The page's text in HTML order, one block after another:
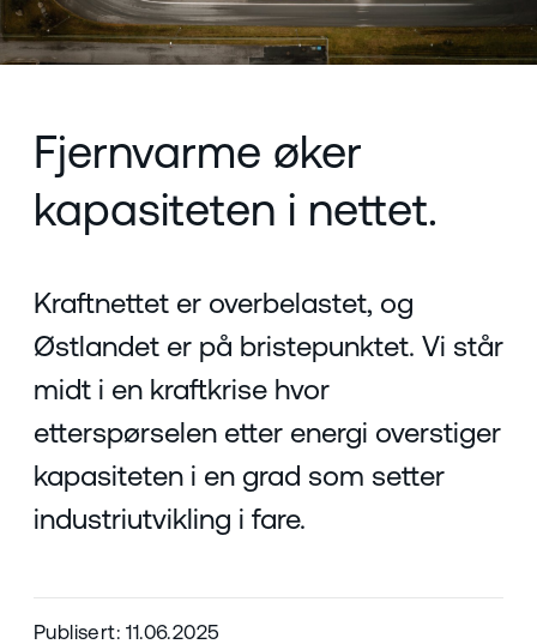
Fjernvarme øker
kapasiteten i nettet.
Kraftnettet er overbelastet, og
Østlandet er på bristepunktet. Vi står
midt i en kraftkrise hvor
etterspørselen etter energi overstiger
kapasiteten i en grad som setter
industriutvikling i fare.
Publisert: 11.06.2025